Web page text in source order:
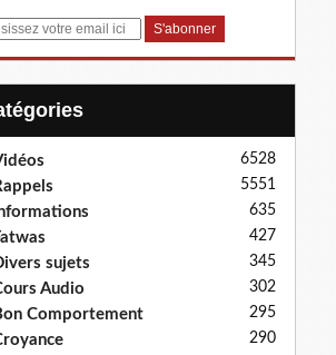
6528
5551
635
427
sujets 345
Audio 302
Comportement 295
290